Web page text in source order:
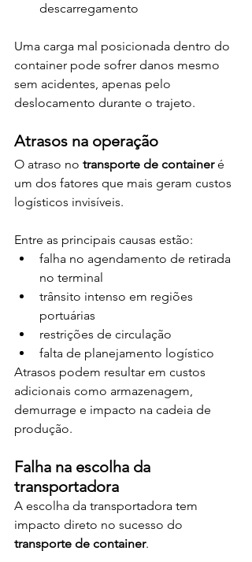
descarregamento
Uma carga mal posicionada dentro do
container pode sofrer danos mesmo
sem acidentes, apenas pelo
deslocamento durante o trajeto.
Atrasos na operação
O atraso no transporte de container é
um dos fatores que mais geram custos
logísticos invisíveis.
Entre as principais causas estão:
falha no agendamento de retirada
no terminal
trânsito intenso em regiões
portuárias
restrições de circulação
falta de planejamento logístico
Atrasos podem resultar em custos
adicionais como armazenagem,
demurrage e impacto na cadeia de
produção.
Falha na escolha da
transportadora
A escolha da transportadora tem
impacto direto no sucesso do
transporte de container.